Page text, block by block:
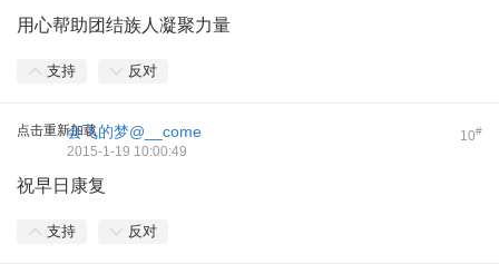
用心帮助团结族人凝聚力量
支持 反对
点击重新加载 10#
会飞的梦@__come
2015-1-19 10:00:49
祝早日康复
支持 反对